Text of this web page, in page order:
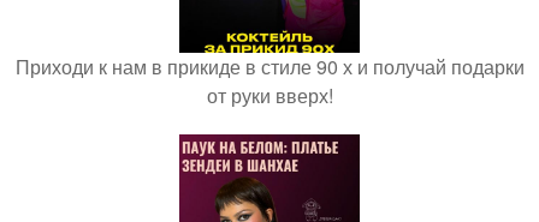
Приходи к нам в прикиде в стиле 90 х и получай подарки
от руки вверх!